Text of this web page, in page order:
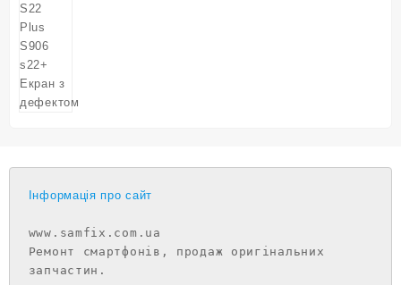
Інформація про сайт
www.samfix.com.ua
Ремонт смартфонів, продаж оригінальних
запчастин.